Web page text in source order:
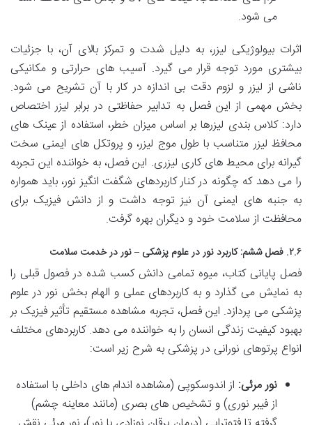
می شود.
اثرات بیولوژیکی لیزر، به دلیل شدت و تمرکز بالای آن، با جزئیات
بیشتری مورد توجه قرار می گیرد. آسیب های حرارتی و مکانیکی
ناشی از لیزر و لزوم دقت بی اندازه در کار با آن تشریح می شود.
بخش مهمی از این فصل به تدابیر حفاظتی در برابر لیزر اختصاص
دارد: کلاس بندی لیزرها بر اساس میزان خطر، استفاده از عینک های
محافظ لیزر متناسب با طول موج لیزر، و پروتکل های ایمنی سخت
گیرانه برای محیط های کاری لیزری. این فصل، به خواننده این تجربه
را می دهد که چگونه در کنار کاربردهای شگفت انگیز نور، باید همواره
به جنبه های ایمنی آن نیز توجه داشت و از دانش فیزیک برای
محافظت از سلامت خود و دیگران بهره گرفت.
۲.۶. فصل ششم: کاربرد نور در علوم پزشکی – نور در خدمت سلامت
فصل پایانی کتاب، میوه تمامی دانش کسب شده در فصول قبلی را
به نمایش می گذارد و به کاربردهای عملی و الهام بخش نور در علوم
پزشکی می پردازد. این فصل، تجربه مشاهده مستقیم تأثیر فیزیک بر
بهبود کیفیت زندگی انسان را به خواننده می دهد. کاربردهای مختلف
انواع پرتوهای نورانی در پزشکی به شرح زیر است:
نور مرئی: از اندوسکوپی (مشاهده اندام های داخلی با استفاده
از فیبر نوری) و تشخیص های بصری (مانند معاینه چشم)